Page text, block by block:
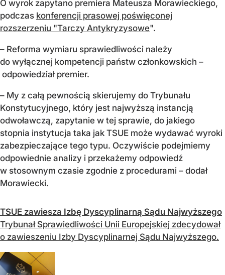
O wyrok zapytano premiera Mateusza Morawieckiego,
podczas konferencji prasowej poświęconej
rozszerzeniu "Tarczy Antykryzysowe".
– Reforma wymiaru sprawiedliwości należy
do wyłącznej kompetencji państw członkowskich –
odpowiedział premier.
– My z całą pewnością skierujemy do Trybunału
Konstytucyjnego, który jest najwyższą instancją
odwoławczą, zapytanie w tej sprawie, do jakiego
stopnia instytucja taka jak TSUE może wydawać wyroki
zabezpieczające tego typu. Oczywiście podejmiemy
odpowiednie analizy i przekażemy odpowiedź
w stosownym czasie zgodnie z procedurami – dodał
Morawiecki.
TSUE zawiesza Izbę Dyscyplinarną Sądu Najwyższego
Trybunał Sprawiedliwości Unii Europejskiej zdecydował
o zawieszeniu Izby Dyscyplinarnej Sądu Najwyższego.